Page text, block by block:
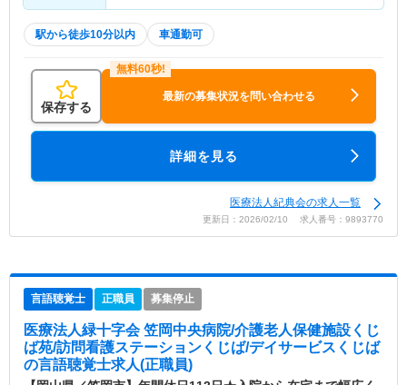
駅から徒歩10分以内 車通勤可
保存する
最新の募集状況を問い合わせる
詳細を見る
医療法人紀典会の求人一覧
更新日：2026/02/10 求人番号：9893770
言語聴覚士 正職員 募集停止
医療法人緑十字会 笠岡中央病院/介護老人保健施設くじ
ば苑/訪問看護ステーションくじば/デイサービスくじば
の言語聴覚士求人(正職員)